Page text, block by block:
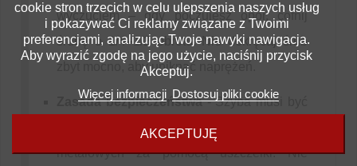
cookie stron trzecich w celu ulepszenia naszych usług
i pokazywać Ci reklamy związane z Twoimi
preferencjami, analizując Twoje nawyki nawigacja.
Aby wyrazić zgodę na jego użycie, naciśnij przycisk
Akceptuj.
Więcej informacji Dostosuj pliki cookie
AKCEPTUJĘ
wyczuciem – gdy poczujesz opór, cofnij
śrubę o 1/4–1/2 obrotu. Nie dokręcaj śrub
zbyt mocno, aby uniknąć naprężeń.
Zasada bezpieczeństwa-Szyba musi być
odizolowana od wszystkich elementów
metalowych za pomocą uszczelki. Nie